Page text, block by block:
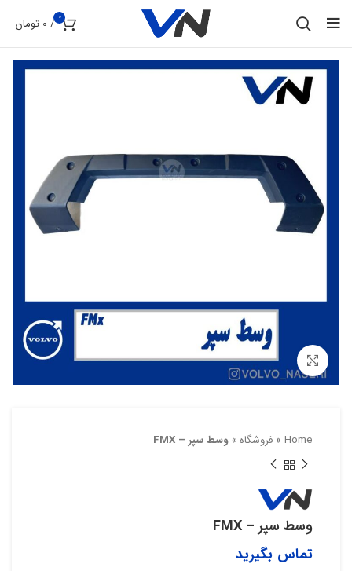
0
/
0 تومان
بزرگنمایی تصویر
Home
» فروشگاه »وسط سپر – FMX
وسط سپر – FMX
تماس بگیرید